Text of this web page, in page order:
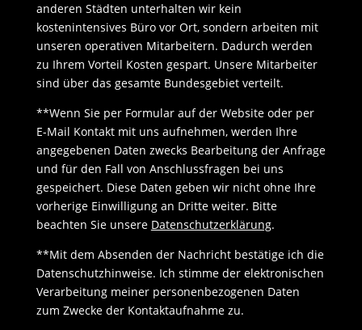
anderen Städten unterhalten wir kein
kostenintensives Büro vor Ort, sondern arbeiten mit
unseren operativen Mitarbeitern. Dadurch werden
zu Ihrem Vorteil Kosten gespart. Unsere Mitarbeiter
sind über das gesamte Bundesgebiet verteilt.
**Wenn Sie per Formular auf der Website oder per
E-Mail Kontakt mit uns aufnehmen, werden Ihre
angegebenen Daten zwecks Bearbeitung der Anfrage
und für den Fall von Anschlussfragen bei uns
gespeichert. Diese Daten geben wir nicht ohne Ihre
vorherige Einwilligung an Dritte weiter. Bitte
beachten Sie unsere Datenschutzerklärung.
**Mit dem Absenden der Nachricht bestätige ich die
Datenschutzhinweise. Ich stimme der elektronischen
Verarbeitung meiner personenbezogenen Daten
zum Zwecke der Kontaktaufnahme zu.